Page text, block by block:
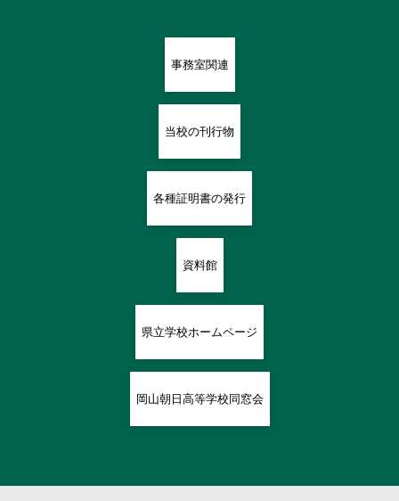
事務室関連
当校の刊行物
各種証明書の発行
資料館
県立学校ホームページ
岡山朝日高等学校同窓会